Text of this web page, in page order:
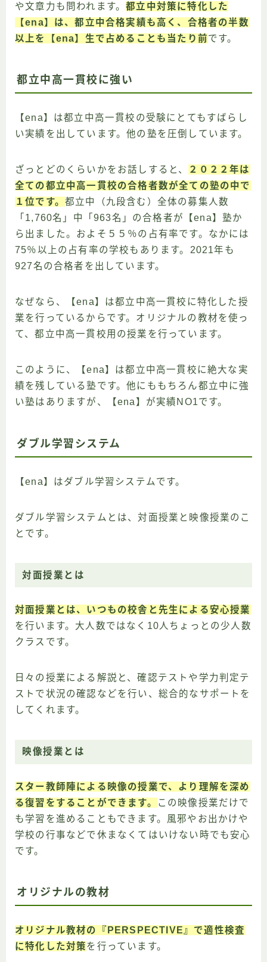
や文章力も問われます。都立中対策に特化した
【ena】は、都立中合格実績も高く、合格者の半数
以上を【ena】生で占めることも当たり前です。
都立中高一貫校に強い
【ena】は都立中高一貫校の受験にとてもすばらし
い実績を出しています。他の塾を圧倒しています。
ざっとどのくらいかをお話しすると、
２０２２年は
全ての都立中高一貫校の合格者数が全ての塾の中で
１位です。 都立中（九段含む）全体の募集人数
「1,760名」中「963名」の合格者が【ena】塾か
ら出ました。およそ５５％の占有率です。なかには
75％以上の占有率の学校もあります。2021年も
927名の合格者を出しています。
なぜなら、【ena】は都立中高一貫校に特化した授
業を行っているからです。オリジナルの教材を使っ
て、都立中高一貫校用の授業を行っています。
このように、【ena】は都立中高一貫校に絶大な実
績を残している塾です。他にももちろん都立中に強
い塾はありますが、【ena】が実績NO1です。
ダブル学習システム
【ena】はダブル学習システムです。
ダブル学習システムとは、対面授業と映像授業のこ
とです。
対面授業 とは
対面授業とは、いつもの校舎と先生による安心授業
を行います。大人数ではなく10人ちょっとの少人数
クラスです。
日々の授業による解説と、確認テストや学力判定テ
ストで状況の確認などを行い、総合的なサポートを
してくれます。
映像授業とは
スター教師陣による映像の授業で、より理解を深め
る復習をすることができます。
この映像授業だけで
も学習を進めることもできます。風邪やお出かけや
学校の行事などで休まなくてはいけない時でも安心
です。
オリジナルの教材
オリジナル教材の『PERSPECTIVE』で適性検査
に特化した対策を行っています。